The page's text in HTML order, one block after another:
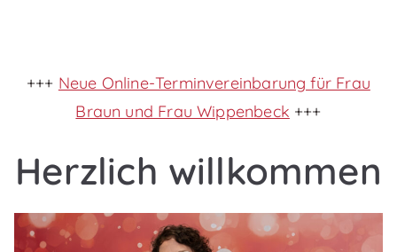
+++ Neue Online-Terminvereinbarung für Frau
Braun und Frau Wippenbeck +++
Herzlich willkommen